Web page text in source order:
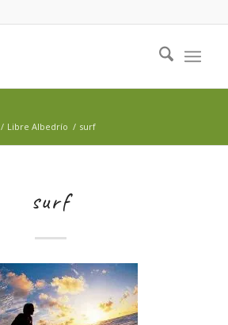
/ Libre Albedrío / surf
surf